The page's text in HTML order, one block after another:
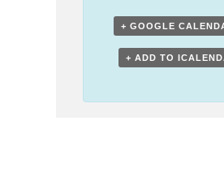
+ GOOGLE
+ ADD TO